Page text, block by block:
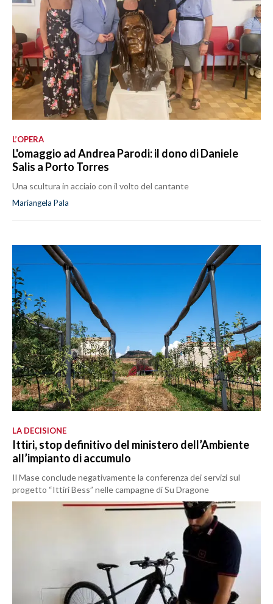
L’OPERA
L'omaggio ad Andrea Parodi: il dono di Daniele
Salis a Porto Torres
Una scultura in acciaio con il volto del cantante
Mariangela Pala
LA DECISIONE
Ittiri, stop definitivo del ministero dell’Ambiente
all’impianto di accumulo
Il Mase conclude negativamente la conferenza dei servizi sul
progetto “Ittiri Bess” nelle campagne di Su Dragone